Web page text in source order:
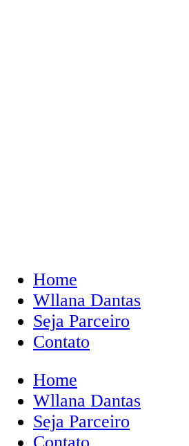
Home
Wllana Dantas
Seja Parceiro
Contato
Home
Wllana Dantas
Seja Parceiro